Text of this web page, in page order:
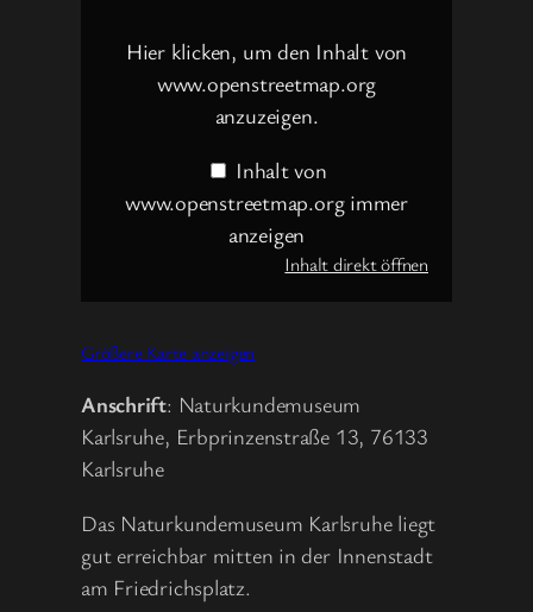
anzeigenHier klicken, um den Inhalt von
www.openstreetmap.org
anzuzeigen.
Inhalt von
www.openstreetmap.org immer
anzeigen
Inhalt direkt öffnen
Größere Karte anzeigen
Anschrift: Naturkundemuseum
Karlsruhe, Erbprinzenstraße 13, 76133
Karlsruhe
Das Naturkundemuseum Karlsruhe liegt
gut erreichbar mitten in der Innenstadt
am Friedrichsplatz.